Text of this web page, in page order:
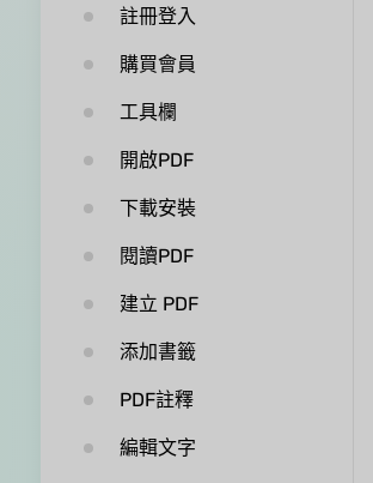
註冊登入
購買會員
工具欄
開啟PDF
下載安裝
閱讀PDF
建立 PDF
添加書籤
PDF註釋
編輯文字